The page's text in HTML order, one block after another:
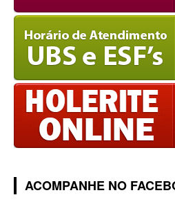
ACOMPANHE NO